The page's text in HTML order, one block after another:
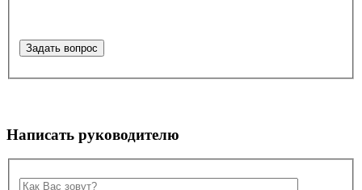
Написать руководителю